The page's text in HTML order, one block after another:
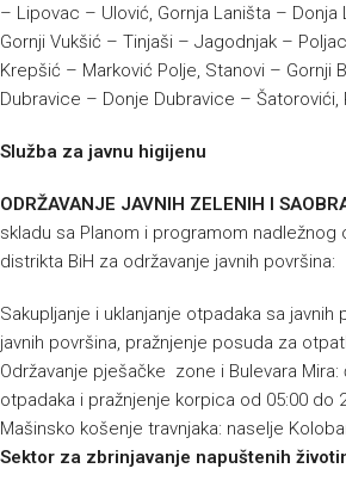
– Lipovac – Ulović, Gornja Laništa – Donja
Gornji Vukšić – Tinjaši – Jagodnjak –
Krepšić – Marković Polje, Stanovi – Gornji
Dubravice – Donje Dubravice – Šatorovići,
Služba za javnu higijenu
ODRŽAVANJE JAVNIH ZELENIH I
skladu sa Planom i programom nadležnog
distrikta BiH za održavanje javnih površina:
Sakupljanje i uklanjanje otpadaka sa javnih
javnih površina, pražnjenje posuda za
Održavanje pješačke zone i Bulevara Mira:
otpadaka i pražnjenje korpica od 05:00 do
Mašinsko košenje travnjaka: naselje
Sektor za zbrinjavanje napuštenih